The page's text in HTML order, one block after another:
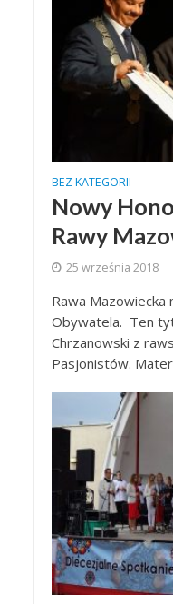
BEZ KATEGORII
Nowy
Rawy
25 września 2018
Rawa
Obywatela. Ten
Chrzanowski z
Pasjonistów.